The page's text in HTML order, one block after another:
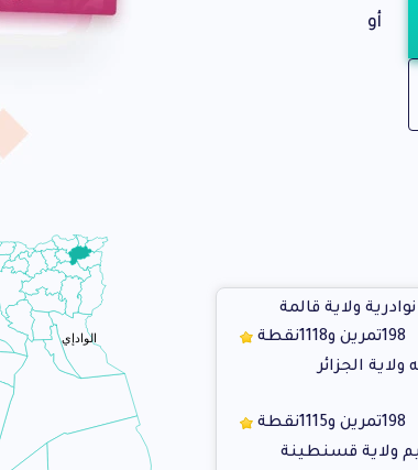
أو
الوادإي
ولاية قالمة
نقطة1118تمرين و198
الجزائر
نقطة1115تمرين و198
ولاية قسنطينة